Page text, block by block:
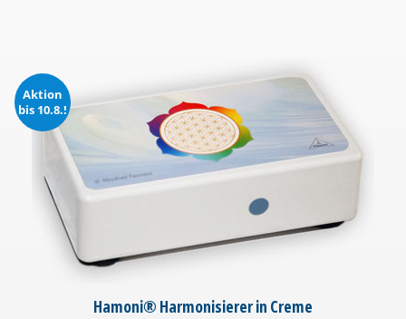
Aktion
bis 10.8.!
Hamoni® Harmonisierer in Creme